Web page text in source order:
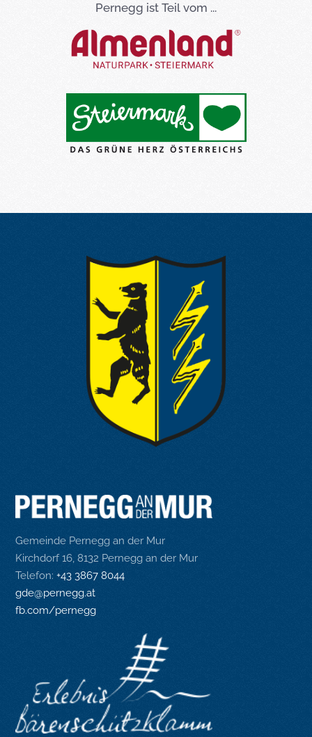
Pernegg ist Teil vom ...
Gemeinde Pernegg an der Mur
Kirchdorf 16, 8132 Pernegg an der Mur
Telefon:+43 3867 8044
gde@pernegg.at
fb.com/pernegg